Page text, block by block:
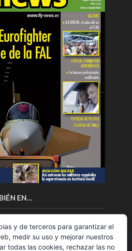
EN…
y de terceros para garantizar el
medir su uso y mejorar nuestros
todas las cookies, rechazar las no